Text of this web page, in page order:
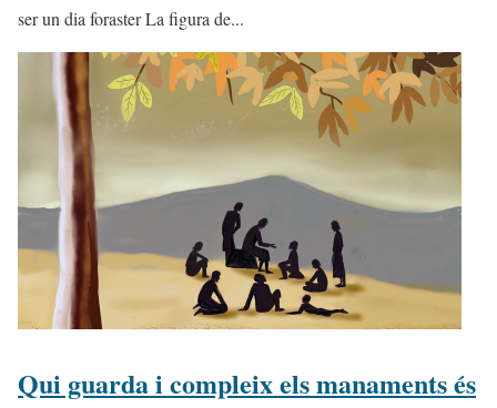
ser un dia foraster La figura de...
Qui guarda i compleix els manaments és